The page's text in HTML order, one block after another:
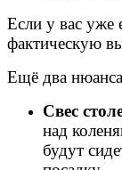
Если у вас уже
фактическую
Ещё два
Свес
над
будут